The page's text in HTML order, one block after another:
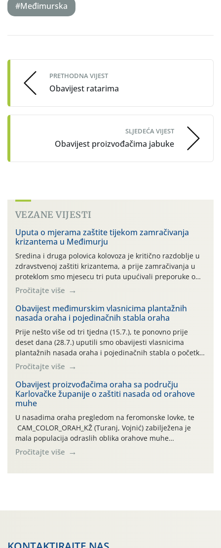
#Međimurska
navigation
PRETHODNA VIJEST
Obavijest ratarima
SLJEDEĆA VIJEST
Obavijest proizvođačima jabuke
VEZANE VIJESTI
Uputa o mjerama zaštite tijekom zamračivanja
krizantema u Međimurju
Sredina i druga polovica kolovoza je kritično razdoblje u
zdravstvenoj zaštiti krizantema, a prije zamračivanja u
proteklom smo mjesecu tri puta upućivali preporuke o
preventivnim mjerama zaštite krizantema od najčešćih
uzročnika bolesti, štetnika i fito-fagnih grinja (23.7., 14.7.,
06.7.)! Na početku ovog mjeseca je zabilježeno je
povijesno i ekstremno vruće meteorološko razdoblje, uz
najviše temperature […]
Pročitajte više
Obavijest međimurskim vlasnicima plantažnih
nasada oraha i pojedinačnih stabla oraha
Prije nešto više od tri tjedna (15.7.), te ponovno prije
deset dana (28.7.) uputili smo obavijesti vlasnicima
plantažnih nasada oraha i pojedinačnih stabla o početku
leta i ovogodišnjoj potrebi usmjerenog suzbijanja
orahove muhe (Rhagoletis completa)! Već dvanaest dana
traje drugi ovogodišnji “toplinski udar”, koji naročito
izražen zadnja šest dana (31.7.-05.8.), jer najviše
temperature zraka svakodnevno […]
Pročitajte više
Obavijest proizvođačima oraha sa području
Karlovačke županije o zaštiti nasada od orahove
muhe
U nasadima oraha pregledom na feromonske lovke, te
CAM_COLOR_ORAH_KŽ (Turanj, Vojnić) zabilježena je
mala populacija odraslih oblika orahove muhe
(Rhagoletis completa). Niska brojnost može se objasniti
činjenicom da je riječ o mladim nasadima s vrlo malim
Pročitajte više